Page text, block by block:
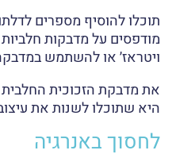
תוכלו להוסיף מספרים
מודפסים על מדבקות
ויטראז׳ או להשתמש
את מדבקת הזכוכית
היא שתוכלו לשנות את
לחסוך באנרגיה